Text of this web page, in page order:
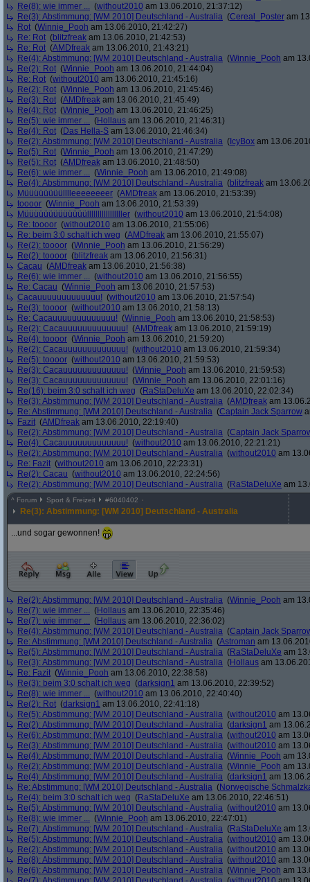
Re(8): wie immer ... (without2010 am 13.06.2010, 21:37:12)
Re(3): Abstimmung: [WM 2010] Deutschland - Australia (Cereal_Poster am
Rot (Winnie_Pooh am 13.06.2010, 21:42:27)
Re: Rot (blitzfreak am 13.06.2010, 21:42:53)
Re: Rot (AMDfreak am 13.06.2010, 21:43:21)
Re(4): Abstimmung: [WM 2010] Deutschland - Australia (Winnie_Pooh am
Re(2): Rot (Winnie_Pooh am 13.06.2010, 21:44:04)
Re: Rot (without2010 am 13.06.2010, 21:45:16)
Re(2): Rot (Winnie_Pooh am 13.06.2010, 21:45:46)
Re(3): Rot (AMDfreak am 13.06.2010, 21:45:49)
Re(4): Rot (Winnie_Pooh am 13.06.2010, 21:46:25)
Re(5): wie immer ... (Hollaus am 13.06.2010, 21:46:31)
Re(4): Rot (Das Hella-S am 13.06.2010, 21:46:34)
Re(2): Abstimmung: [WM 2010] Deutschland - Australia ( IcyBox am
Re(5): Rot (Winnie_Pooh am 13.06.2010, 21:47:29)
Re(5): Rot (AMDfreak am 13.06.2010, 21:48:50)
Re(6): wie immer ... (Winnie_Pooh am 13.06.2010, 21:49:08)
Re(4): Abstimmung: [WM 2010] Deutschland - Australia (blitzfreak am
Müüüüüüüülllleeeeeeeer (AMDfreak am 13.06.2010, 21:53:39)
toooor (Winnie_Pooh am 13.06.2010, 21:53:39)
Müüüüüüüüüüüüülllllllllllllllller (without2010 am 13.06.2010, 21:54:08)
Re: toooor (without2010 am 13.06.2010, 21:55:06)
Re: beim 3:0 schalt ich weg (AMDfreak am 13.06.2010, 21:55:07)
Re(2): toooor (Winnie_Pooh am 13.06.2010, 21:56:29)
Re(2): toooor (blitzfreak am 13.06.2010, 21:56:31)
Cacau (AMDfreak am 13.06.2010, 21:56:38)
Re(6): wie immer ... (without2010 am 13.06.2010, 21:56:55)
Re: Cacau (Winnie_Pooh am 13.06.2010, 21:57:53)
Cacauuuuuuuuuuuuu! (without2010 am 13.06.2010, 21:57:54)
Re(3): toooor (without2010 am 13.06.2010, 21:58:13)
Re: Cacauuuuuuuuuuuuu! (Winnie_Pooh am 13.06.2010, 21:58:53)
Re(2): Cacauuuuuuuuuuuuu! (AMDfreak am 13.06.2010, 21:59:19)
Re(4): toooor (Winnie_Pooh am 13.06.2010, 21:59:20)
Re(2): Cacauuuuuuuuuuuuu! (without2010 am 13.06.2010, 21:59:34)
Re(5): toooor (without2010 am 13.06.2010, 21:59:53)
Re(3): Cacauuuuuuuuuuuuu! (Winnie_Pooh am 13.06.2010, 21:59:53)
Re(3): Cacauuuuuuuuuuuuu! (Winnie_Pooh am 13.06.2010, 22:01:16)
Re(16): beim 3:0 schalt ich weg (RaStaDeluXe am 13.06.2010, 22:02:34)
Re(3): Abstimmung: [WM 2010] Deutschland - Australia (AMDfreak am
Re: Abstimmung: [WM 2010] Deutschland - Australia (Captain Jack Sparrow
Fazit (AMDfreak am 13.06.2010, 22:19:40)
Re(2): Abstimmung: [WM 2010] Deutschland - Australia (Captain Jack
Re(4): Cacauuuuuuuuuuuuu! (without2010 am 13.06.2010, 22:21:21)
Re(2): Abstimmung: [WM 2010] Deutschland - Australia (without2010 am
Re: Fazit (without2010 am 13.06.2010, 22:23:31)
Re(2): Cacau (without2010 am 13.06.2010, 22:24:56)
Re(2): Abstimmung: [WM 2010] Deutschland - Australia (RaStaDeluXe am
^ Forum Sport & Freizeit #6040402
Re(3): Abstimmung: [WM 2010] Deutschland - Australia
...und sogar gewonnen!
Re(2): Abstimmung: [WM 2010] Deutschland - Australia (Winnie_Pooh am
Re(7): wie immer ... (Hollaus am 13.06.2010, 22:35:46)
Re(7): wie immer ... (Hollaus am 13.06.2010, 22:36:02)
Re(4): Abstimmung: [WM 2010] Deutschland - Australia (Captain Jack
Re: Abstimmung: [WM 2010] Deutschland - Australia (Astroman am
Re(5): Abstimmung: [WM 2010] Deutschland - Australia (RaStaDeluXe am
Re(3): Abstimmung: [WM 2010] Deutschland - Australia (Hollaus am
Re: Fazit (Winnie_Pooh am 13.06.2010, 22:38:58)
Re(3): beim 3:0 schalt ich weg (darksign1 am 13.06.2010, 22:39:52)
Re(8): wie immer ... (without2010 am 13.06.2010, 22:40:40)
Re(2): Rot (darksign1 am 13.06.2010, 22:41:18)
Re(5): Abstimmung: [WM 2010] Deutschland - Australia (without2010 am
Re(2): Abstimmung: [WM 2010] Deutschland - Australia (darksign1 am
Re(6): Abstimmung: [WM 2010] Deutschland - Australia (without2010 am
Re(3): Abstimmung: [WM 2010] Deutschland - Australia (without2010 am
Re(4): Abstimmung: [WM 2010] Deutschland - Australia (Winnie_Pooh am
Re(2): Abstimmung: [WM 2010] Deutschland - Australia (Winnie_Pooh am
Re(4): Abstimmung: [WM 2010] Deutschland - Australia (darksign1 am
Re: Abstimmung: [WM 2010] Deutschland - Australia (Norwegische
Re(4): beim 3:0 schalt ich weg (RaStaDeluXe am 13.06.2010, 22:46:51)
Re(5): Abstimmung: [WM 2010] Deutschland - Australia (without2010 am
Re(8): wie immer ... (Winnie_Pooh am 13.06.2010, 22:47:01)
Re(7): Abstimmung: [WM 2010] Deutschland - Australia (RaStaDeluXe am
Re(5): Abstimmung: [WM 2010] Deutschland - Australia (without2010 am
Re(2): Abstimmung: [WM 2010] Deutschland - Australia (without2010 am
Re(8): Abstimmung: [WM 2010] Deutschland - Australia (without2010 am
Re(6): Abstimmung: [WM 2010] Deutschland - Australia (Winnie_Pooh am